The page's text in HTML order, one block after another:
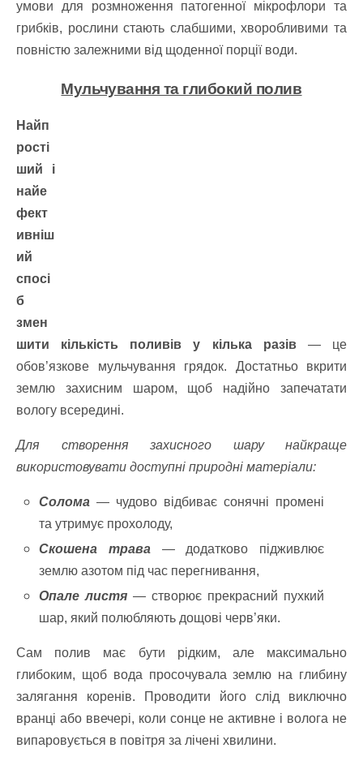
умови для розмноження патогенної мікрофлори та
грибків, рослини стають слабшими, хворобливими та
повністю залежними від щоденної порції води.
Мульчування та глибокий полив
Найп
рості
ший і
найе
фект
ивніш
ий
спосі
б
змен
шити кількість поливів у кілька разів— це
обов’язкове мульчування грядок. Достатньо вкрити
землю захисним шаром, щоб надійно запечатати
вологу всередині.
Для створення захисного шару найкраще
використовувати доступні природні матеріали:
Солома — чудово відбиває сонячні промені
та утримує прохолоду,
Скошена трава— додатково підживлює
землю азотом під час перегнивання,
Опале листя — створює прекрасний пухкий
шар, який полюбляють дощові черв’яки.
Сам полив має бути рідким, але максимально
глибоким, щоб вода просочувала землю на глибину
залягання коренів. Проводити його слід виключно
вранці або ввечері, коли сонце не активне і волога не
випаровується в повітря за лічені хвилини.